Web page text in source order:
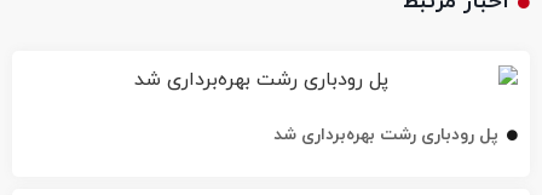
پل رودباری رشت بهره‌برداری شد